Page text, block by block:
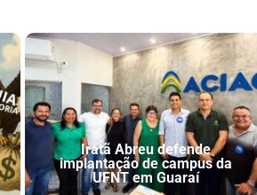
Iratã Abreu defende
implantação de campus da
UFNT em Guaraí